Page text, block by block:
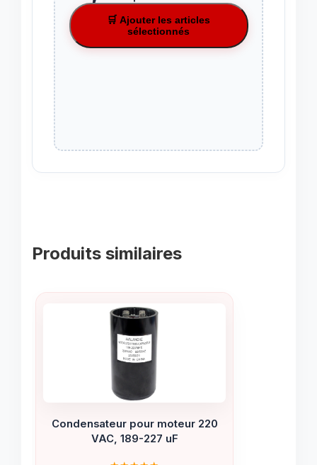
🛒 Ajouter les articles
sélectionnés
Produits similaires
Condensateur pour moteur 220
VAC, 189-227 uF